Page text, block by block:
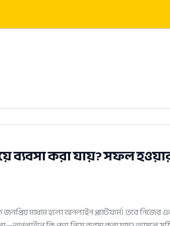
ব্যবসা করা যায়? সফল
জনপ্রিয় মাধ্যম হলো অনলাইন প্ল্যাটফর্ম। তবে নিজের